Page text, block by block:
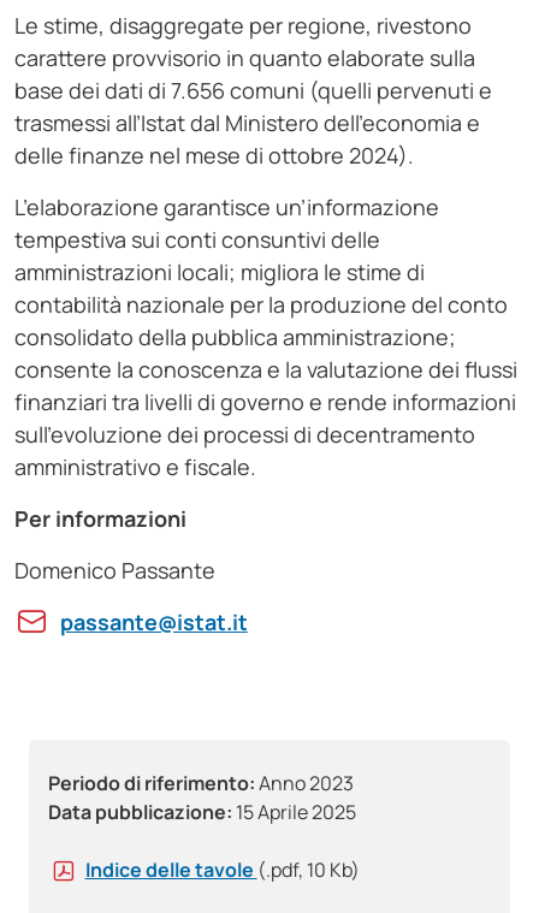
Periodo di riferimento:Anno 2023
Data pubblicazione: 15 Aprile 2025
Indice delle tavole (.pdf, 10 Kb)
Le stime, disaggregate per regione, rivestono
carattere provvisorio in quanto elaborate sulla
base dei dati di 7.656 comuni (quelli pervenuti e
trasmessi all’Istat dal Ministero dell’economia e
delle finanze nel mese di ottobre 2024).
L’elaborazione garantisce un’informazione
tempestiva sui conti consuntivi delle
amministrazioni locali; migliora le stime di
contabilità nazionale per la produzione del conto
consolidato della pubblica amministrazione;
consente la conoscenza e la valutazione dei flussi
finanziari tra livelli di governo e rende informazioni
sull’evoluzione dei processi di decentramento
amministrativo e fiscale.
Per informazioni
Domenico Passante
passante@istat.it